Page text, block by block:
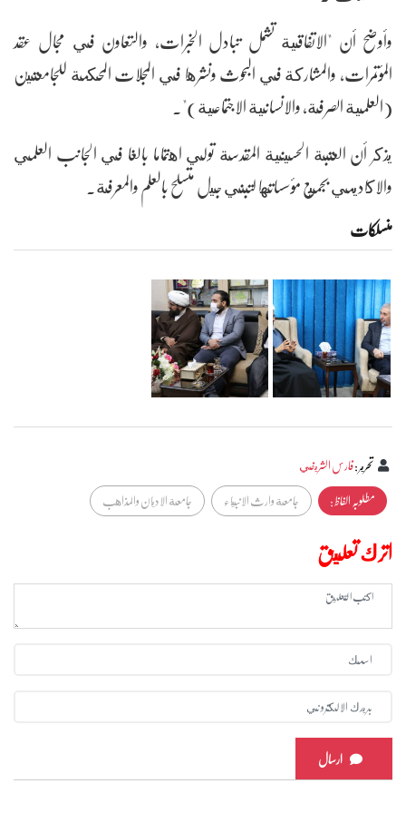
وأوضح أن "الاتفاقية تشمل تبادل الخبرات، والتعاون في مجال عقد
المؤتمرات، والمشاركة في البحوث ونشرها في المجلات المحكمة للجامعتين
(العلمية الصرفة، والانسانية الاجتماعية)".
يذكر أن العتبة الحسينية المقدسة تولي اهتماما بالغا في الجانب العلمي
والاكاديمي بجميع مؤسساتها لتبني جيل متسلح بالعلم والمعرفة.
منسلکات
تحرير:فارس الشريفي
مطلوبہ الفاظ :
جامعة وارث الانبياء جامعة الاديان والمذاهب
اترك تعليق
ارسال